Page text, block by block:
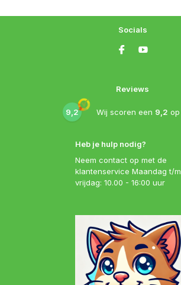
Heb je hulp nodig?
Neem contact op met de
klantenservice Maandag t/m
vrijdag: 10.00 - 16:00 uur
Reviews
9,2 Wij scoren een 9,2 op
Socials